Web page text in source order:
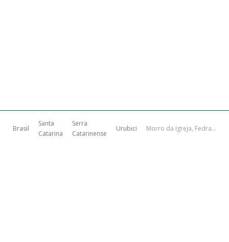
Brasil
Santa
Catarina
Serra
Catarinense
Urubici Morro da Igreja, Fedra Furada e Cascata Véu de Noiva em Urubici SC